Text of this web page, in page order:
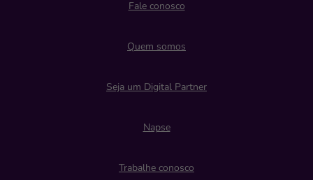
Fale conosco
Quem somos
Seja um Digital Partner
Napse
Trabalhe conosco